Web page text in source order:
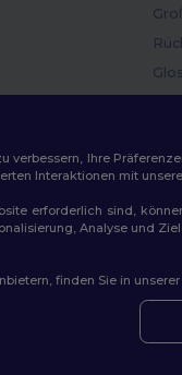
Site
Ihre
Interaktionen mit
erforderlich sind,
Analyse und
finden Sie in unserer